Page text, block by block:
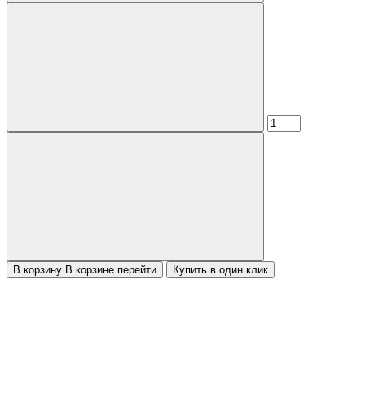
В корзину В корзине перейти Купить в один клик